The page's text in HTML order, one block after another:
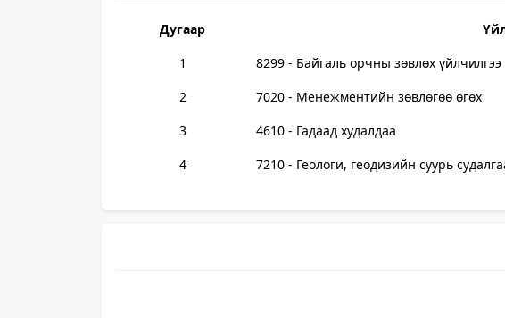
Дугаар
1
8299 - Байгаль орчны зөвлөх үйлчилгээ
2
7020 - Менежментийн зөвлөгөө өгөх
3
4610 - Гадаад худалдаа
4
7210 - Геологи, геодизийн суурь